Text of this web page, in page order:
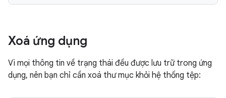
Xoá ứng dụng
Vì mọi thông tin về trạng thái đều được lưu trữ trong ứng
dụng, nên bạn chỉ cần xoá thư mục khỏi hệ thống tệp: